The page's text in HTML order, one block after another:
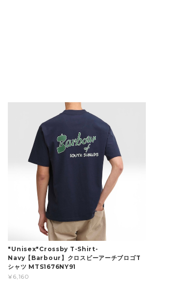
"Unisex"Crossby T-Shirt-
Navy【Barbour】クロスビーアーチブロゴT
シャツ MTS1676NY91
¥6,160